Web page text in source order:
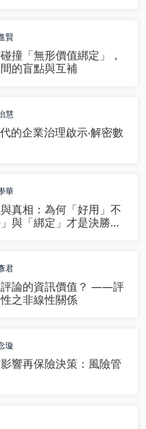
賢
撞「無形價值綁定」，
的盲點與互補
慧
的企業治理啟示‧解密數
華
真相：為何「好用」不
與「綁定」才是決勝關
君
評論的資訊價值？ ——評
之非線性關係
璇
響再保險決策：風險管